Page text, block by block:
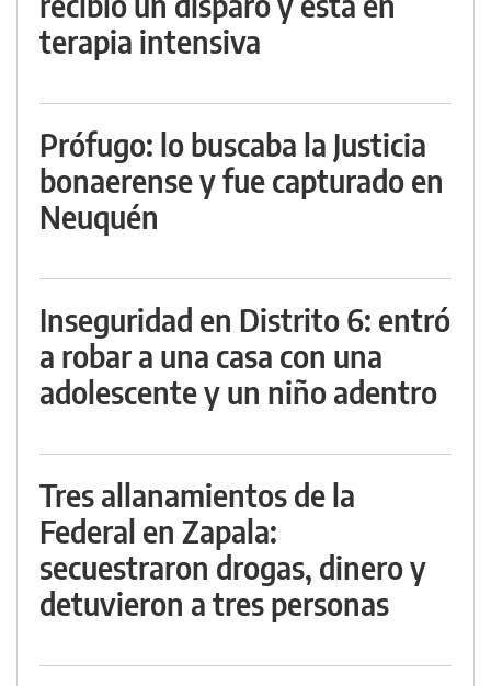
terapia intensiva
Prófugo: lo buscaba la Justicia
bonaerense y fue capturado en
Neuquén
Inseguridad en Distrito 6: entró
a robar a una casa con una
adolescente y un niño adentro
Tres allanamientos de la
Federal en Zapala:
secuestraron drogas, dinero y
detuvieron a tres personas